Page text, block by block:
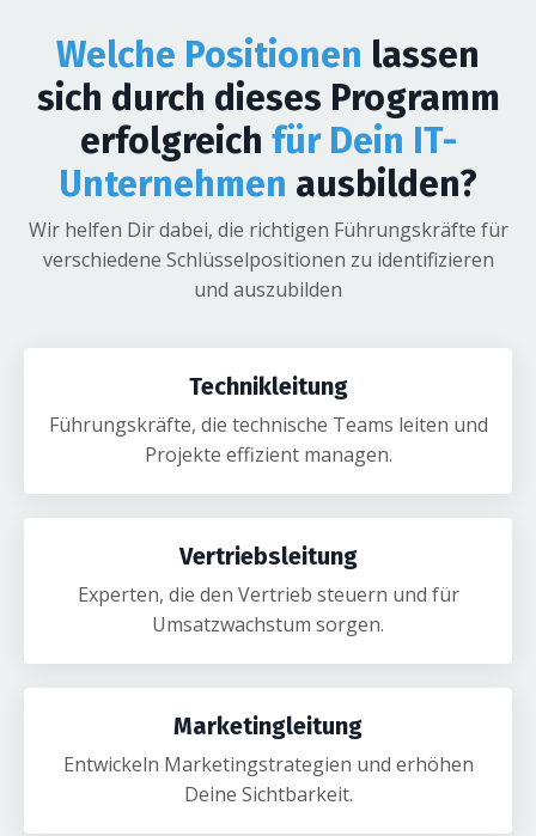
Welche Positionen lassen
sich durch dieses Programm
erfolgreich für Dein IT-
Unternehmen ausbilden?
Wir helfen Dir dabei, die richtigen Führungskräfte für
verschiedene Schlüsselpositionen zu identifizieren
und auszubilden
Technikleitung
Führungskräfte, die technische Teams leiten und
Projekte effizient managen.
Vertriebsleitung
Experten, die den Vertrieb steuern und für
Umsatzwachstum sorgen.
Marketingleitung
Entwickeln Marketingstrategien und erhöhen
Deine Sichtbarkeit.